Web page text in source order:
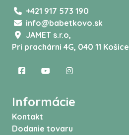
+421 917 573 190
info@babetkovo.sk
JAMET s.r.o,
Pri prachárni 4G, 040 11 Košice
Informácie
Kontakt
Dodanie tovaru